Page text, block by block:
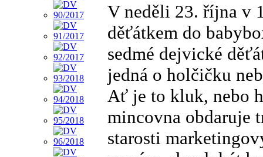
V neděli 23. října v
děťátkem do
sedmé dejvické
jedná o holčičku
Ať je to kluk, nebo
mincovna obdaruje
starosti